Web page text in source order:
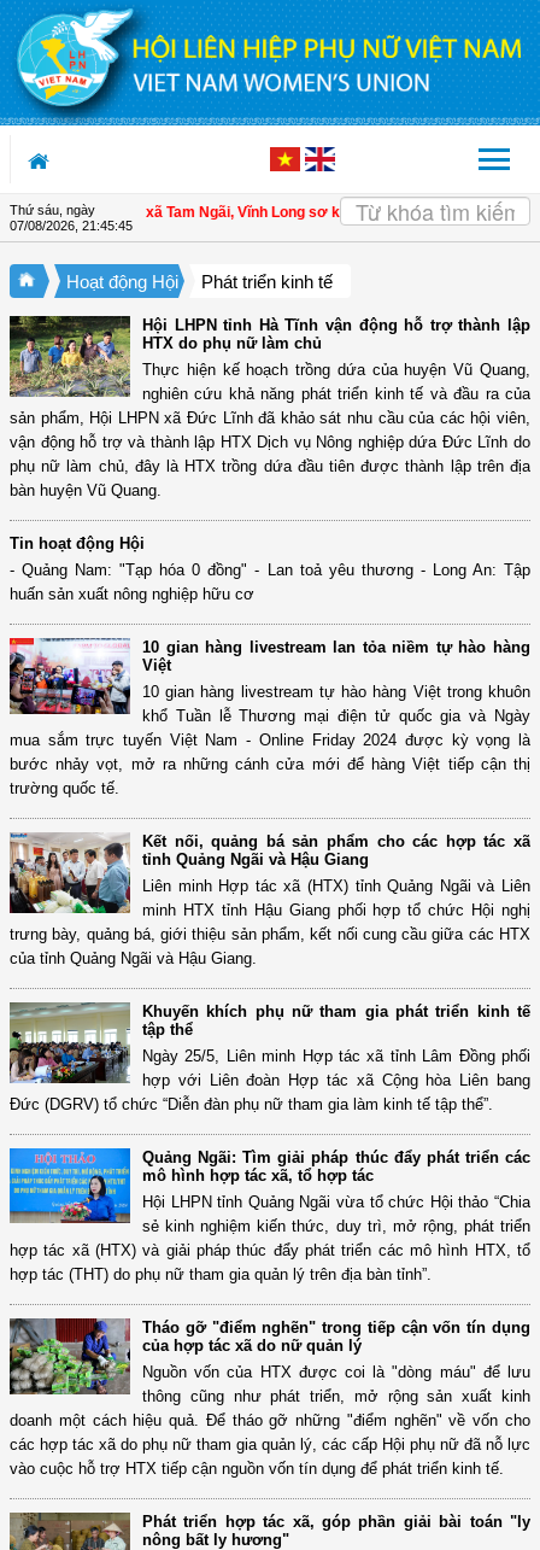
Truy cập nội dung luôn
Thứ sáu, ngày
07/08/2026, 21:45:47
Hội LHPN xã Tam Ngãi, Vĩnh Long sơ kết công tác Hội và phong trào phụ nữ 6
Hoạt động Hội Phát triển kinh tế
Hội LHPN tỉnh Hà Tĩnh vận động hỗ trợ thành lập
HTX do phụ nữ làm chủ
Thực hiện kế hoạch trồng dứa của huyện Vũ Quang,
nghiên cứu khả năng phát triển kinh tế và đầu ra của
sản phẩm, Hội LHPN xã Đức Lĩnh đã khảo sát nhu cầu của các hội viên,
vận động hỗ trợ và thành lập HTX Dịch vụ Nông nghiệp dứa Đức Lĩnh do
phụ nữ làm chủ, đây là HTX trồng dứa đầu tiên được thành lập trên địa
bàn huyện Vũ Quang.
Tin hoạt động Hội
- Quảng Nam: "Tạp hóa 0 đồng" - Lan toả yêu thương - Long An: Tập
huấn sản xuất nông nghiệp hữu cơ
10 gian hàng livestream lan tỏa niềm tự hào hàng
Việt
10 gian hàng livestream tự hào hàng Việt trong khuôn
khổ Tuần lễ Thương mại điện tử quốc gia và Ngày
mua sắm trực tuyến Việt Nam - Online Friday 2024 được kỳ vọng là
bước nhảy vọt, mở ra những cánh cửa mới để hàng Việt tiếp cận thị
trường quốc tế.
Kết nối, quảng bá sản phẩm cho các hợp tác xã
tỉnh Quảng Ngãi và Hậu Giang
Liên minh Hợp tác xã (HTX) tỉnh Quảng Ngãi và Liên
minh HTX tỉnh Hậu Giang phối hợp tổ chức Hội nghị
trưng bày, quảng bá, giới thiệu sản phẩm, kết nối cung cầu giữa các HTX
của tỉnh Quảng Ngãi và Hậu Giang.
Khuyến khích phụ nữ tham gia phát triển kinh tế
tập thể
Ngày 25/5, Liên minh Hợp tác xã tỉnh Lâm Đồng phối
hợp với Liên đoàn Hợp tác xã Cộng hòa Liên bang
Đức (DGRV) tổ chức “Diễn đàn phụ nữ tham gia làm kinh tế tập thể”.
Quảng Ngãi: Tìm giải pháp thúc đẩy phát triển các
mô hình hợp tác xã, tổ hợp tác
Hội LHPN tỉnh Quảng Ngãi vừa tổ chức Hội thảo “Chia
sẻ kinh nghiệm kiến thức, duy trì, mở rộng, phát triển
hợp tác xã (HTX) và giải pháp thúc đẩy phát triển các mô hình HTX, tổ
hợp tác (THT) do phụ nữ tham gia quản lý trên địa bàn tỉnh”.
Tháo gỡ "điểm nghẽn" trong tiếp cận vốn tín dụng
của hợp tác xã do nữ quản lý
Nguồn vốn của HTX được coi là "dòng máu" để lưu
thông cũng như phát triển, mở rộng sản xuất kinh
doanh một cách hiệu quả. Để tháo gỡ những "điểm nghẽn" về vốn cho
các hợp tác xã do phụ nữ tham gia quản lý, các cấp Hội phụ nữ đã nỗ lực
vào cuộc hỗ trợ HTX tiếp cận nguồn vốn tín dụng để phát triển kinh tế.
Phát triển hợp tác xã, góp phần giải bài toán "ly
nông bất ly hương"